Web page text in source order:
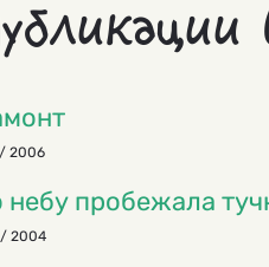
2006
небу пробежала
2004